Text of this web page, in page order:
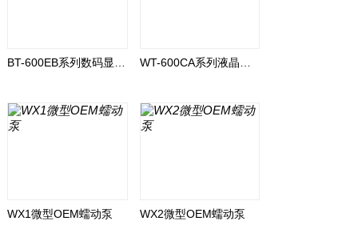
WX1微型OEM蠕动泵 WX2微型OEM蠕动泵